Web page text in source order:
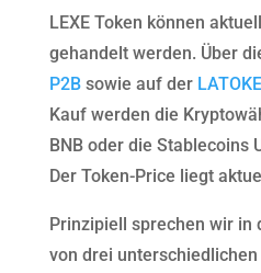
LEXE Token können
gehandelt werden. Über
P2Bsowie auf der
Kauf werden die
BNB oder die Stablecoins
Der Token-Price liegt
Prinzipiell sprechen wir in
von drei unterschiedlichen